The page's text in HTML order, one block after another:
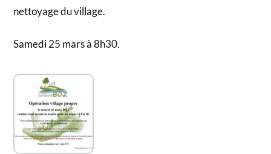
nettoyage du village.
Samedi 25 mars à 8h30.